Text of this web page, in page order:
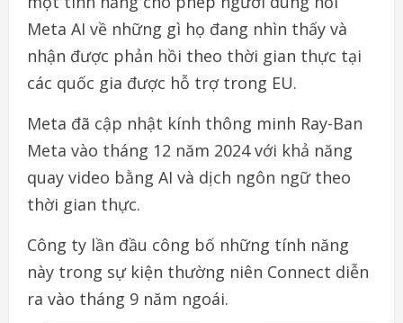
Meta AI về những gì họ đang nhìn thấy và
nhận được phản hồi theo thời gian thực tại
các quốc gia được hỗ trợ trong EU.
Meta đã cập nhật kính thông minh Ray-Ban
Meta vào tháng 12 năm 2024 với khả năng
quay video bằng AI và dịch ngôn ngữ theo
thời gian thực.
Công ty lần đầu công bố những tính năng
này trong sự kiện thường niên Connect diễn
ra vào tháng 9 năm ngoái.